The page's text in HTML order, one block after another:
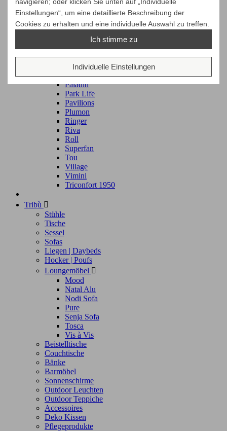
Base Kitchen
Landscape
Maia
Mesh
Molo
Net
Objects
Pad
Paladin
Park Life
Pavilions
Plumon
Ringer
Riva
Roll
Superfan
Tou
Village
Vimini
Triconfort 1950
Tribù 
Stühle
Tische
Sessel
Sofas
Liegen | Daybeds
Hocker | Poufs
Loungemöbel 
Mood
Natal Alu
Nodi Sofa
Pure
Senja Sofa
Tosca
Vis à Vis
Beistelltische
Couchtische
Bänke
Barmöbel
Sonnenschirme
Outdoor Leuchten
Outdoor Teppiche
Accessoires
Deko Kissen
Pflegeprodukte
Einstellungen“, um eine detaillierte Beschreibung der
Cookies zu erhalten und eine individuelle Auswahl zu treffen.
Ich stimme zu
Individuelle Einstellungen